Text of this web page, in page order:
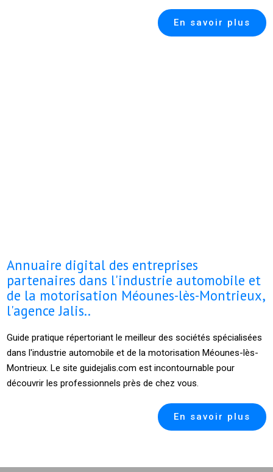
En savoir plus
Annuaire digital des entreprises
partenaires dans l'industrie automobile et
de la motorisation Méounes-lès-Montrieux,
l'agence Jalis..
Guide pratique répertoriant le meilleur des sociétés spécialisées
dans l'industrie automobile et de la motorisation Méounes-lès-
Montrieux. Le site guidejalis.com est incontournable pour
découvrir les professionnels près de chez vous.
En savoir plus